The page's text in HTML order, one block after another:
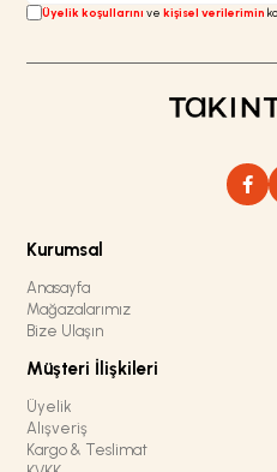
Üyelik koşullarını vekişisel verilerimin
Kurumsal
Anasayfa
Mağazalarımız
Bize Ulaşın
Müşteri İlişkileri
Üyelik
Alışveriş
Kargo & Teslimat